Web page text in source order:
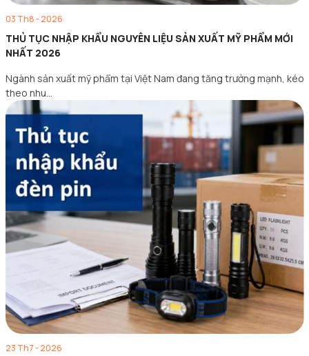
03 Th8 - 2026
THỦ TỤC NHẬP KHẨU NGUYÊN LIỆU SẢN XUẤT MỸ PHẨM MỚI
NHẤT 2026
Ngành sản xuất mỹ phẩm tại Việt Nam đang tăng trưởng mạnh, kéo
theo nhu…
23 Th7 - 2026